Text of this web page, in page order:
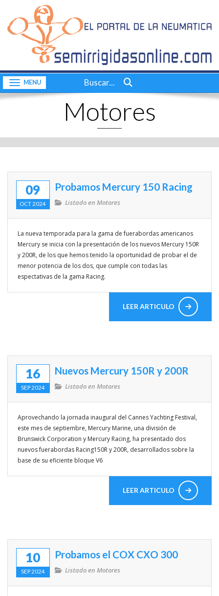
Inicio
CONTACTO
Quiénes somos
Consultas a bordo
Videos
Nuestras pruebas
Dossier
Consultas a bordo
Enlaces de interés
Competicion
Travesias
Buscar...
Toggle navigation
Motores
09
OCT 2024
Probamos Mercury 150 Racing
Listado enMotores
La nueva temporada para la gama de fuerabordas americanos
Mercury se inicia con la presentación de los nuevos Mercury 150R
y 200R, de los que hemos tenido la oportunidad de probar el de
menor potencia de los dos, que cumple con todas las
espectativas de la gama Racing.
LEER ARTICULO
16
SEP 2024
Nuevos Mercury 150R y 200R
Listado enMotores
Aprovechando la jornada inaugural del Cannes Yachting Festival,
este mes de septiembre, Mercury Marine, una división de
Brunswick Corporation y Mercury Racing, ha presentado dos
nuevos fuerabordas Racing150R y 200R, desarrollados sobre la
base de su eficiente bloque V6
LEER ARTICULO
10
SEP 2024
Probamos el COX CXO 300
Listado enMotores